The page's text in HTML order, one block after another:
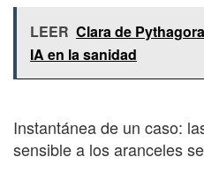
LEER Clara de
IA en la sanidad
Instantánea de un caso:
sensible a los aranceles